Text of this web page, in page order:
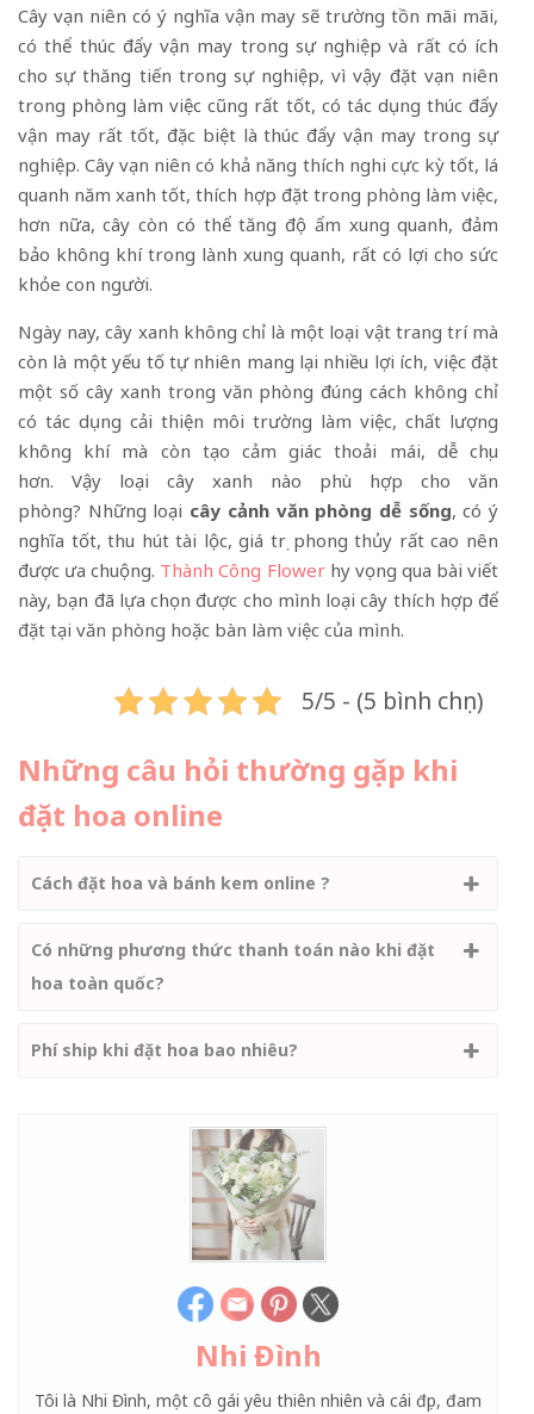
Cây vạn niên có ý nghĩa vận may sẽ trường tồn mãi mãi,
có thể thúc đẩy vận may trong sự nghiệp và rất có ích
cho sự thăng tiến trong sự nghiệp, vì vậy đặt vạn niên
trong phòng làm việc cũng rất tốt, có tác dụng thúc đẩy
vận may rất tốt, đặc biệt là thúc đẩy vận may trong sự
nghiệp. Cây vạn niên có khả năng thích nghi cực kỳ tốt, lá
quanh năm xanh tốt, thích hợp đặt trong phòng làm việc,
hơn nữa, cây còn có thể tăng độ ẩm xung quanh, đảm
bảo không khí trong lành xung quanh, rất có lợi cho sức
khỏe con người.
Ngày nay, cây xanh không chỉ là một loại vật trang trí mà
còn là một yếu tố tự nhiên mang lại nhiều lợi ích, việc đặt
một số cây xanh trong văn phòng đúng cách không chỉ
có tác dụng cải thiện môi trường làm việc, chất lượng
không khí mà còn tạo cảm giác thoải mái, dễ chịu
hơn. Vậy loại cây xanh nào phù hợp cho văn
phòng? Những loại cây cảnh văn phòng dễ sống, có ý
nghĩa tốt, thu hút tài lộc, giá trị phong thủy rất cao nên
được ưa chuộng. Thành Công Flowerhy vọng qua bài viết
này, bạn đã lựa chọn được cho mình loại cây thích hợp để
đặt tại văn phòng hoặc bàn làm việc của mình.
5/5 - (5 bình chọn)
Những câu hỏi thường gặp khi
đặt hoa online
Cách đặt hoa và bánh kem online ?
Có những phương thức thanh toán nào khi đặt
hoa toàn quốc?
Phí ship khi đặt hoa bao nhiêu?
Nhi Đình
Tôi là Nhi Đình, một cô gái yêu thiên nhiên và cái đẹp, đam